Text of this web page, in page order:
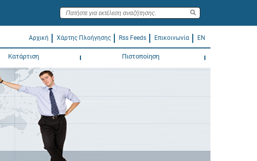
Αρχική Χάρτης Πλοήγησης Rss Feeds Επικοινωνία EN
Κατάρτιση Πιστοποίηση